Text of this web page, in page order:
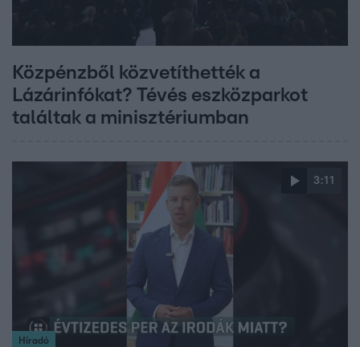
Közpénzből közvetíthették a
Lázárinfókat? Tévés eszközparkot
találtak a minisztériumban
3:11
Híradó